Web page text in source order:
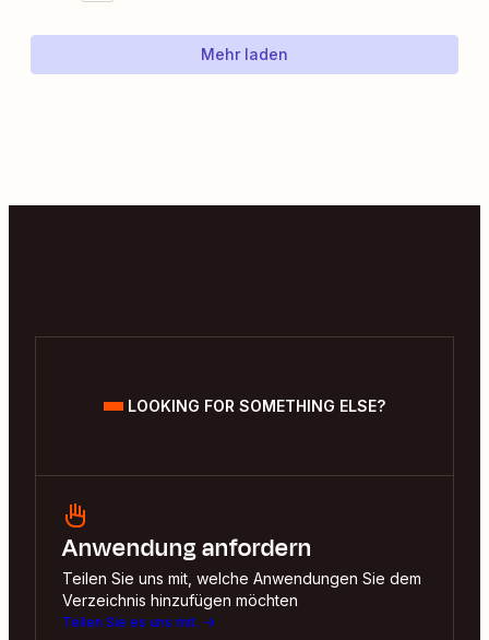
Mehr laden
LOOKING FOR SOMETHING ELSE?
Anwendung anfordern
Teilen Sie uns mit, welche Anwendungen Sie dem
Verzeichnis hinzufügen möchten
Teilen Sie es uns mit.